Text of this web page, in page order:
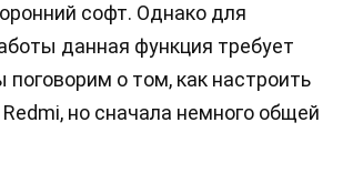
софт. Однако для
данная функция требует
поговорим о том, как настроить
но сначала немного общей